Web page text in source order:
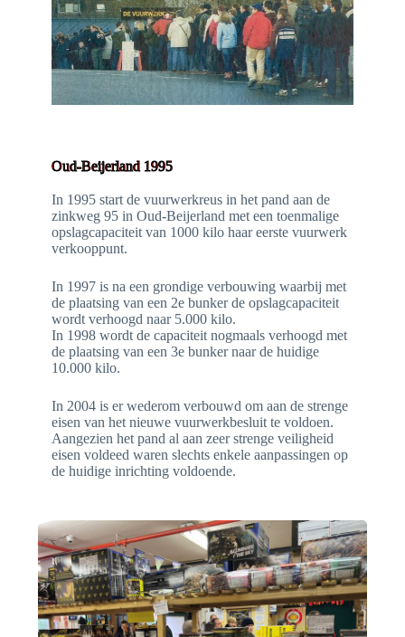
Oud-Beijerland 1995
In 1995 start de vuurwerkreus in het pand aan de
zinkweg 95 in Oud-Beijerland met een toenmalige
opslagcapaciteit van 1000 kilo haar eerste vuurwerk
verkooppunt.
In 1997 is na een grondige verbouwing waarbij met
de plaatsing van een 2e bunker de opslagcapaciteit
wordt verhoogd naar 5.000 kilo.
In 1998 wordt de capaciteit nogmaals verhoogd met
de plaatsing van een 3e bunker naar de huidige
10.000 kilo.
In 2004 is er wederom verbouwd om aan de strenge
eisen van het nieuwe vuurwerkbesluit te voldoen.
Aangezien het pand al aan zeer strenge veiligheid
eisen voldeed waren slechts enkele aanpassingen op
de huidige inrichting voldoende.